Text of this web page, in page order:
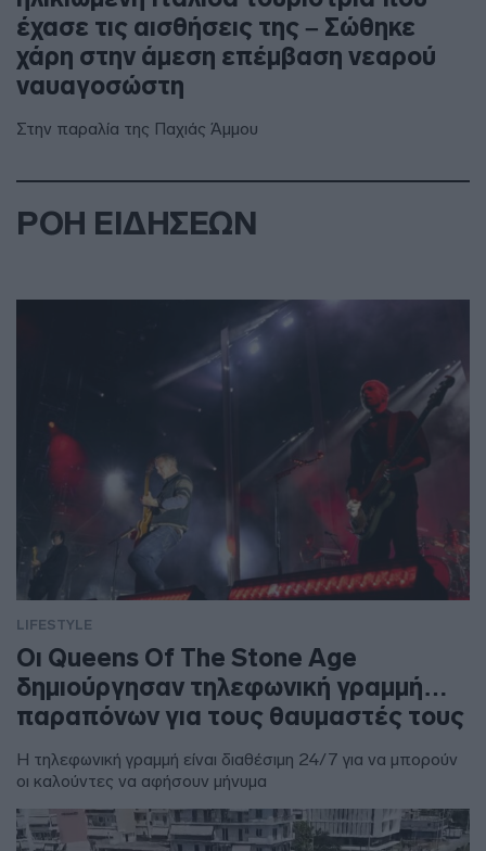
έχασε τις αισθήσεις της – Σώθηκε
χάρη στην άμεση επέμβαση νεαρού
ναυαγοσώστη
Στην παραλία της Παχιάς Άμμου
ΡΟΗ ΕΙΔΗΣΕΩΝ
LIFESTYLE
Οι Queens Of The Stone Age
δημιούργησαν τηλεφωνική γραμμή…
παραπόνων για τους θαυμαστές τους
Η τηλεφωνική γραμμή είναι διαθέσιμη 24/7 για να μπορούν
οι καλούντες να αφήσουν μήνυμα